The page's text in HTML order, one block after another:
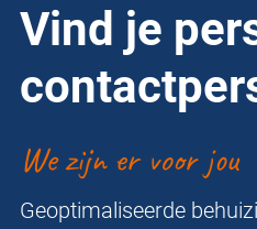
Vind je
We zijn er voor jou
Geoptimaliseerde